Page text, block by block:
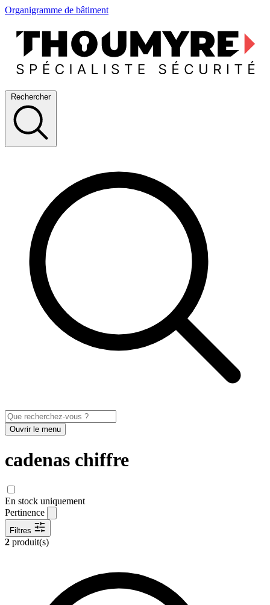
Organigramme de bâtiment
Rechercher
Ouvrir le menu
cadenas chiffre
En stock uniquement
Pertinence
Filtres
2 produit(s)